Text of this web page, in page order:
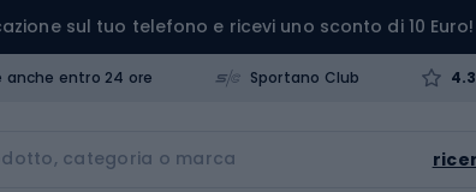
sul tuo telefono e ricevi uno sconto di 10 Euro!
anche entro 24 ore Sportano Club